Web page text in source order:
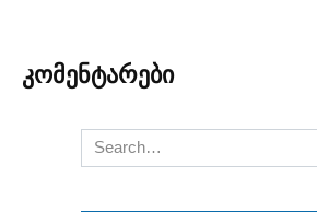
კომენტარები
Search
for: